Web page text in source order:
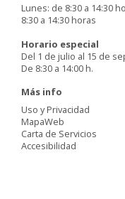
Lunes: de 8:30 a 14:30
8:30 a 14:30 horas
Horario especial
Del 1 de julio al 15 de
De 8:30 a 14:00 h.
Más info
Uso y Privacidad
MapaWeb
Carta de Servicios
Accesibilidad